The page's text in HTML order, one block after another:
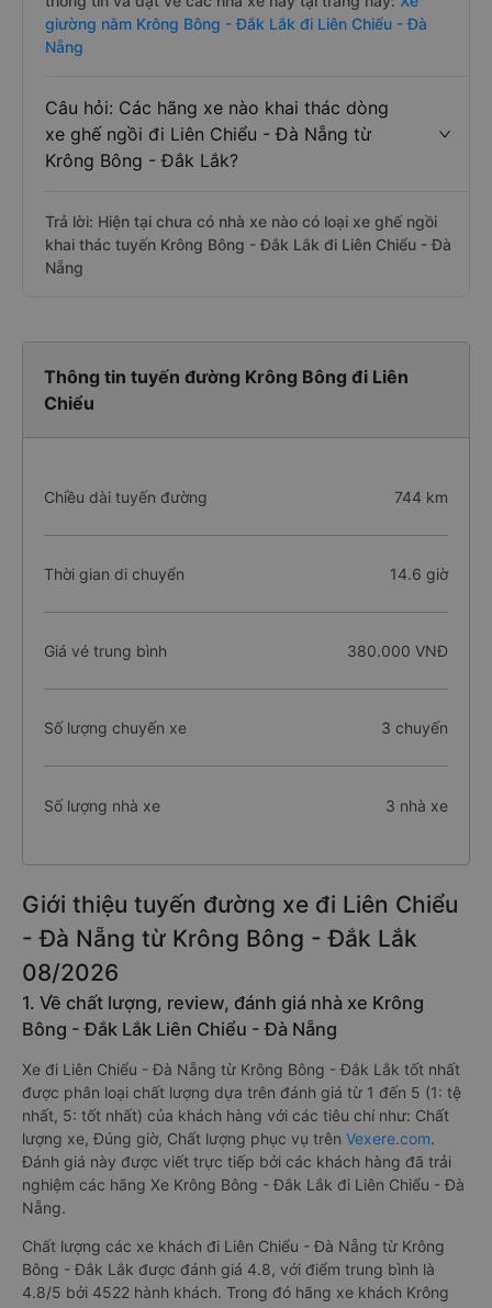
giường nằm Krông Bông - Đắk Lắk đi Liên Chiểu - Đà
Nẵng
Câu hỏi: Các hãng xe nào khai thác dòng
xe ghế ngồi đi Liên Chiểu - Đà Nẵng từ
Krông Bông - Đắk Lắk?
Trả lời: Hiện tại chưa có nhà xe nào có loại xe ghế ngồi
khai thác tuyến Krông Bông - Đắk Lắk đi Liên Chiểu - Đà
Nẵng
Thông tin tuyến đường Krông Bông đi Liên
Chiểu
Chiều dài tuyến đường 744 km
Thời gian di chuyển 14.6 giờ
Giá vé trung bình 380.000 VNĐ
Số lượng chuyến xe 3 chuyến
Số lượng nhà xe 3 nhà xe
Giới thiệu tuyến đường xe đi Liên Chiểu
- Đà Nẵng từ Krông Bông - Đắk Lắk
08/2026
1. Về chất lượng, review, đánh giá nhà xe Krông
Bông - Đắk Lắk Liên Chiểu - Đà Nẵng
Xe đi Liên Chiểu - Đà Nẵng từ Krông Bông - Đắk Lắk tốt nhất
được phân loại chất lượng dựa trên đánh giá từ 1 đến 5 (1: tệ
nhất, 5: tốt nhất) của khách hàng với các tiêu chí như: Chất
lượng xe, Đúng giờ, Chất lượng phục vụ trên Vexere.com.
Đánh giá này được viết trực tiếp bởi các khách hàng đã trải
nghiệm các hãng Xe Krông Bông - Đắk Lắk đi Liên Chiểu - Đà
Nẵng.
Chất lượng các xe khách đi Liên Chiểu - Đà Nẵng từ Krông
Bông - Đắk Lắk được đánh giá 4.8, với điểm trung bình là
4.8/5 bởi 4522 hành khách. Trong đó hãng xe khách Krông